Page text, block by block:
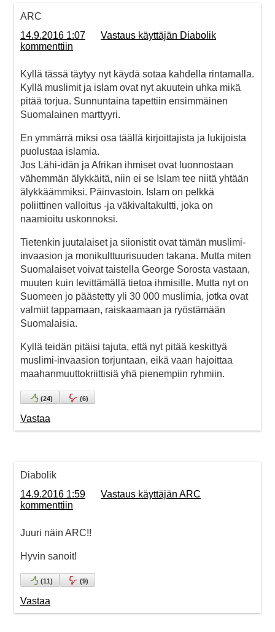
ARC
14.9.2016 1:07
Vastaus käyttäjän Diabolik
kommenttiin
Kyllä tässä täytyy nyt käydä sotaa kahdella rintamalla.
Kyllä muslimit ja islam ovat nyt akuutein uhka mikä
pitää torjua. Sunnuntaina tapettiin ensimmäinen
Suomalainen marttyyri.
En ymmärrä miksi osa täällä kirjoittajista ja lukijoista
puolustaa islamia.
Jos Lähi-idän ja Afrikan ihmiset ovat luonnostaan
vähemmän älykkäitä, niin ei se Islam tee niitä yhtään
älykkäämmiksi. Päinvastoin. Islam on pelkkä
poliittinen valloitus -ja väkivaltakultti, joka on
naamioitu uskonnoksi.
Tietenkin juutalaiset ja siionistit ovat tämän muslimi-
invaasion ja monikulttuurisuuden takana. Mutta miten
Suomalaiset voivat taistella George Sorosta vastaan,
muuten kuin levittämällä tietoa ihmisille. Mutta nyt on
Suomeen jo päästetty yli 30 000 muslimia, jotka ovat
valmiit tappamaan, raiskaamaan ja ryöstämään
Suomalaisia.
Kyllä teidän pitäisi tajuta, että nyt pitää keskittyä
muslimi-invaasion torjuntaan, eikä vaan hajoittaa
maahanmuuttokriittisiä yhä pienempiin ryhmiin.
(24) (6)
Vastaa
Diabolik
14.9.2016 1:59
Vastaus käyttäjän ARC
kommenttiin
Juuri näin ARC!!
Hyvin sanoit!
(11) (9)
Vastaa